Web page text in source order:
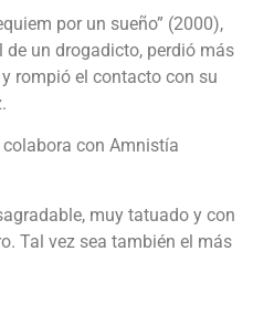
por un sueño” (2000),
de un drogadicto, perdió más
rompió el contacto con su
con Amnistía
muy tatuado y con
Tal vez sea también el más